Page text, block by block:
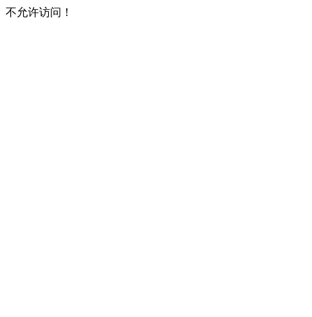
不允许访问！